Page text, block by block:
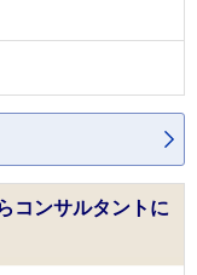
コンサルタントに